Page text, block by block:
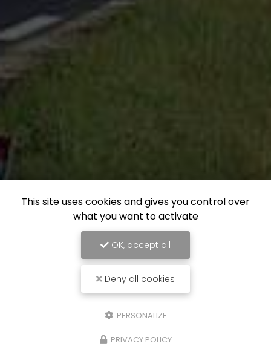
This site uses cookies and gives you control over
what you want to activate
OK, accept all
Deny all cookies
PERSONALIZE
PRIVACY POLICY